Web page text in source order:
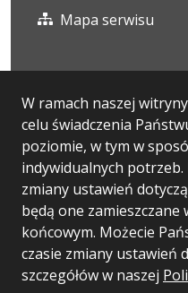
W ramach naszej
celu świadczenia
poziomie, w tym w
indywidualnych
zmiany ustawień
będą one
końcowym. Możecie
czasie zmiany ustawień
szczegółów w naszej
Mapa serwisu
Statystyki
Ostatnio dodane
Polityka
Wersja systemu: 5.7.0